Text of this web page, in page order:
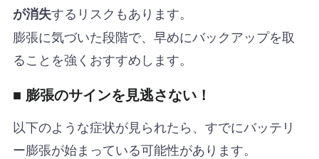
が消失するリスクもあります。
膨張に気づいた段階で、早めにバックアップを取
ることを強くおすすめします。
■ 膨張のサインを見逃さない！
以下のような症状が見られたら、すでにバッテリ
ー膨張が始まっている可能性があります。